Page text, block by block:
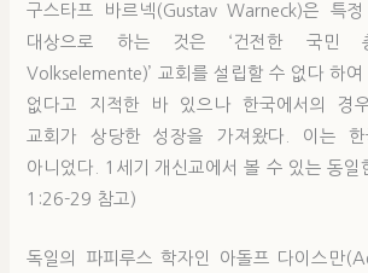
구스타프 바르넥(Gustav Warneck)은 특
대상으로 하는 것은 ‘건전한 국민
Volkselemente)’ 교회를 설립할 수 없다 하
없다고 지적한 바 있으나 한국에서의 경
교회가 상당한 성장을 가져왔다. 이는 한
아니었다. 1세기 개신교에서 볼 수 있는 동일
1:26-29 참고)
독일의 파피루스 학자인 아돌프 다이스만